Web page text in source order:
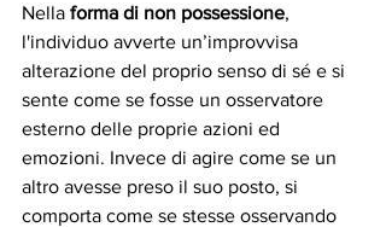
Nella forma di non possessione,
l'individuo avverte un’improvvisa
alterazione del proprio senso di sé e si
sente come se fosse un osservatore
esterno delle proprie azioni ed
emozioni. Invece di agire come se un
altro avesse preso il suo posto, si
comporta come se stesse osservando